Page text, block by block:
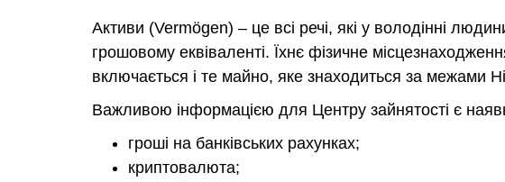
Активи (Vermögen) – це всі речі, які у володінні
грошовому еквіваленті. Їхнє фізичне
включається і те майно, яке знаходиться за межами
Важливою інформацією для Центру зайнятості є
гроші на банківських рахунках;
криптовалюта;